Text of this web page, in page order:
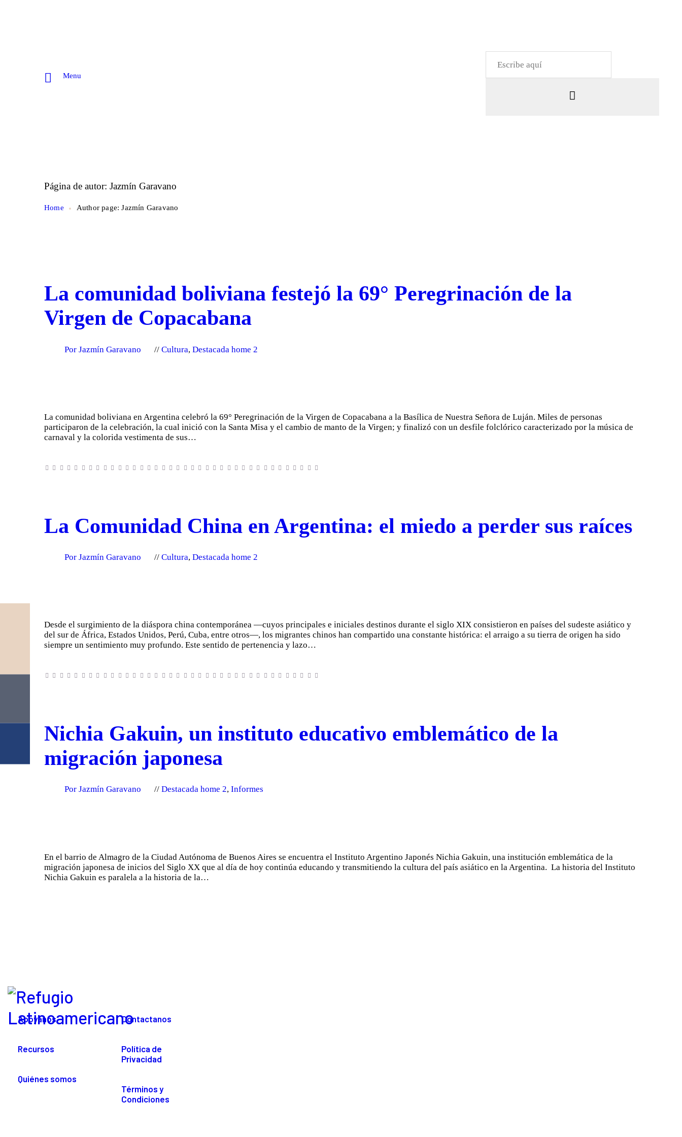
Menu
Página de autor: Jazmín Garavano
Home Author page: Jazmín Garavano
La comunidad boliviana festejó la 69° Peregrinación de la
Virgen de Copacabana
Por Jazmín Garavano Cultura,Destacada home 2
La comunidad boliviana en Argentina celebró la 69° Peregrinación de la Virgen de Copacabana a la Basílica de Nuestra Señora de Luján. Miles de personas
participaron de la celebración, la cual inició con la Santa Misa y el cambio de manto de la Virgen; y finalizó con un desfile folclórico caracterizado por la música de
carnaval y la colorida vestimenta de sus…
La Comunidad China en Argentina: el miedo a perder sus raíces
Por Jazmín Garavano Cultura,Destacada home 2
Desde el surgimiento de la diáspora china contemporánea —cuyos principales e iniciales destinos durante el siglo XIX consistieron en países del sudeste asiático y
del sur de África, Estados Unidos, Perú, Cuba, entre otros—, los migrantes chinos han compartido una constante histórica: el arraigo a su tierra de origen ha sido
siempre un sentimiento muy profundo. Este sentido de pertenencia y lazo…
Nichia Gakuin, un instituto educativo emblemático de la
migración japonesa
Por Jazmín Garavano Destacada home 2,Informes
En el barrio de Almagro de la Ciudad Autónoma de Buenos Aires se encuentra el Instituto Argentino Japonés Nichia Gakuin, una institución emblemática de la
migración japonesa de inicios del Siglo XX que al día de hoy continúa educando y transmitiendo la cultura del país asiático en la Argentina. La historia del Instituto
Nichia Gakuin es paralela a la historia de la…
Apoyanos
Recursos
Quiénes somos
Contactanos
Política de
Privacidad
Términos y
Condiciones